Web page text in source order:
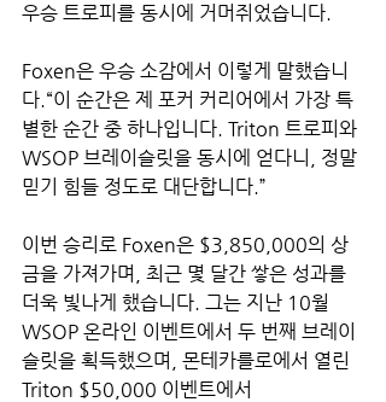
우승 트로피를 동시에 거머쥐었습니다.
Foxen은 우승 소감에서 이렇게 말했습니
다.“이 순간은 제 포커 커리어에서 가장 특
별한 순간 중 하나입니다. Triton 트로피와
WSOP 브레이슬릿을 동시에 얻다니, 정말
믿기 힘들 정도로 대단합니다.”
이번 승리로 Foxen은 $3,850,000의 상
금을 가져가며, 최근 몇 달간 쌓은 성과를
더욱 빛나게 했습니다. 그는 지난 10월
WSOP 온라인 이벤트에서 두 번째 브레이
슬릿을 획득했으며, 몬테카를로에서 열린
Triton $50,000 이벤트에서